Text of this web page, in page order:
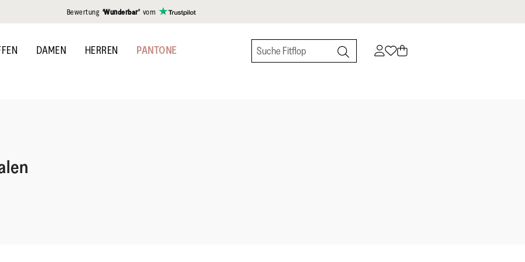
Bewertung ‘Wunderbar’ vom
DAMEN HERREN PANTONE